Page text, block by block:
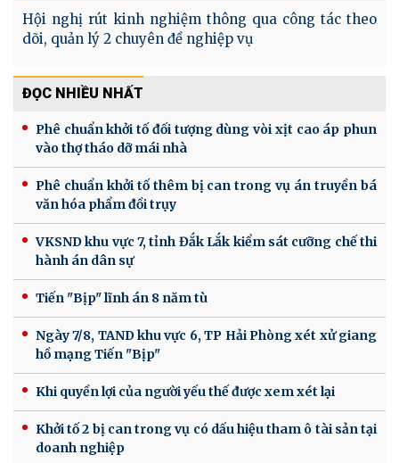
Hội nghị rút kinh nghiệm thông qua công tác theo
dõi, quản lý 2 chuyên đề nghiệp vụ
ĐỌC NHIỀU NHẤT
Phê chuẩn khởi tố đối tượng dùng vòi xịt cao áp phun
vào thợ tháo dỡ mái nhà
Phê chuẩn khởi tố thêm bị can trong vụ án truyền bá
văn hóa phẩm đồi trụy
VKSND khu vực 7, tỉnh Đắk Lắk kiểm sát cưỡng chế thi
hành án dân sự
Tiến "Bịp" lĩnh án 8 năm tù
Ngày 7/8, TAND khu vực 6, TP Hải Phòng xét xử giang
hồ mạng Tiến "Bịp"
Khi quyền lợi của người yếu thế được xem xét lại
Khởi tố 2 bị can trong vụ có dấu hiệu tham ô tài sản tại
doanh nghiệp